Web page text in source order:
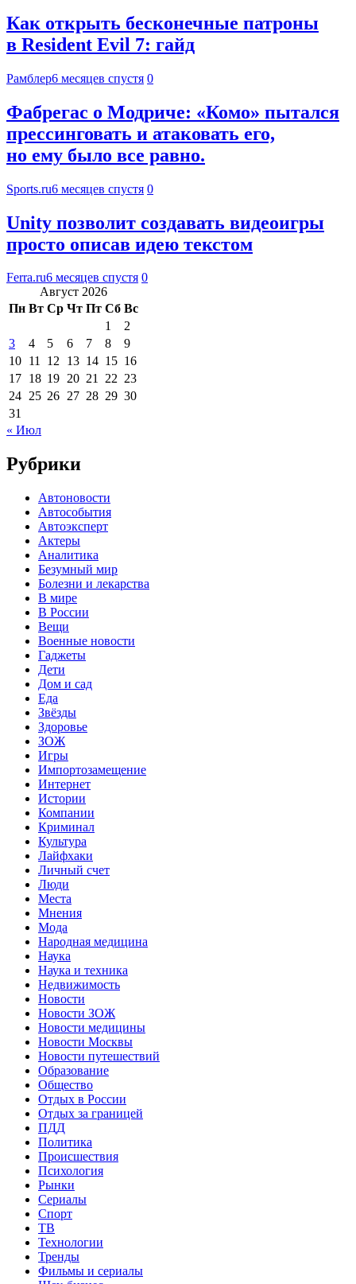
Как открыть бесконечные патроны
в Resident Evil 7: гайд
Рамблер6 месяцев спустя 0
Фабрегас о Модриче: «Комо» пытался
прессинговать и атаковать его,
но ему было все равно.
Sports.ru6 месяцев спустя 0
Unity позволит создавать видеоигры
просто описав идею текстом
Ferra.ru6 месяцев спустя 0
Август 2026
Пн Вт Ср Чт Пт Сб Вс
1
2
3
4 5 6 7 8
9
10 11 12 13 14 15 16
17 18 19 20 21 22 23
24 25 26 27 28 29 30
31
« Июл
Рубрики
Автоновости
Автособытия
Автоэксперт
Актеры
Аналитика
Безумный мир
Болезни и лекарства
В мире
В России
Вещи
Военные новости
Гаджеты
Дети
Дом и сад
Еда
Звёзды
Здоровье
ЗОЖ
Игры
Импортозамещение
Интернет
Истории
Компании
Криминал
Культура
Лайфхаки
Личный счет
Люди
Места
Мнения
Мода
Народная медицина
Наука
Наука и техника
Недвижимость
Новости
Новости ЗОЖ
Новости медицины
Новости Москвы
Новости путешествий
Образование
Общество
Отдых в России
Отдых за границей
ПДД
Политика
Происшествия
Психология
Рынки
Сериалы
Спорт
ТВ
Технологии
Тренды
Фильмы и сериалы